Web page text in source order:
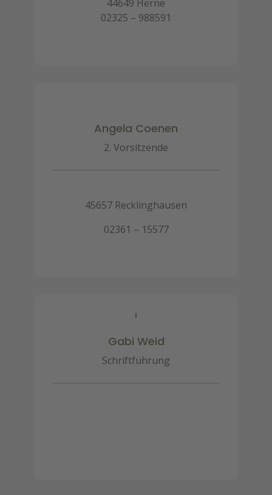
44649 Herne
02325 – 988591
Angela Coenen
2. Vorsitzende
45657 Recklinghausen
‎02361 – 15577
Gabi Weid
Schriftführung